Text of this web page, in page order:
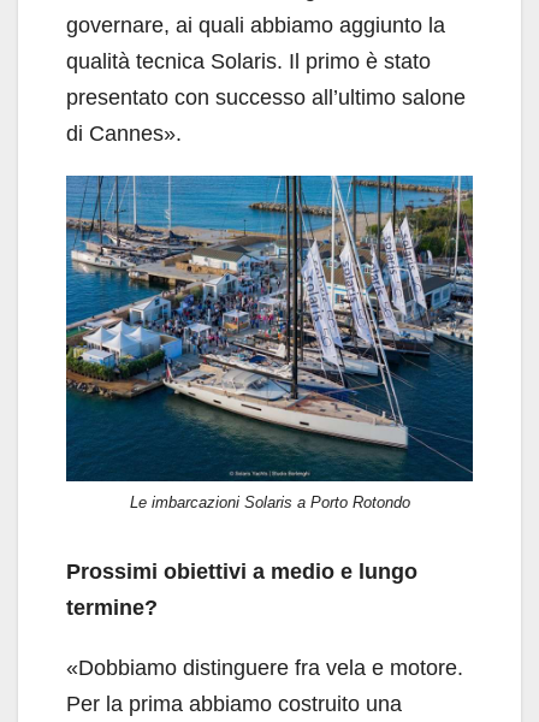
governare, ai quali abbiamo aggiunto la
qualità tecnica Solaris. Il primo è stato
presentato con successo all’ultimo salone
di Cannes».
Le imbarcazioni Solaris a Porto Rotondo
Prossimi obiettivi a medio e lungo
termine?
«Dobbiamo distinguere fra vela e motore.
Per la prima abbiamo costruito una